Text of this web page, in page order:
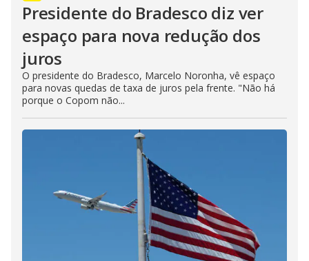
Presidente do Bradesco diz ver
espaço para nova redução dos
juros
O presidente do Bradesco, Marcelo Noronha, vê espaço
para novas quedas de taxa de juros pela frente. "Não há
porque o Copom não...